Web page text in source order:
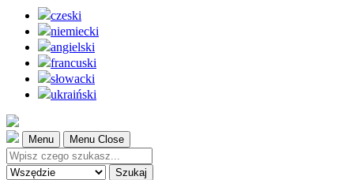
czeski
niemiecki
angielski
francuski
słowacki
ukraiński
Menu Menu Close
Szukaj